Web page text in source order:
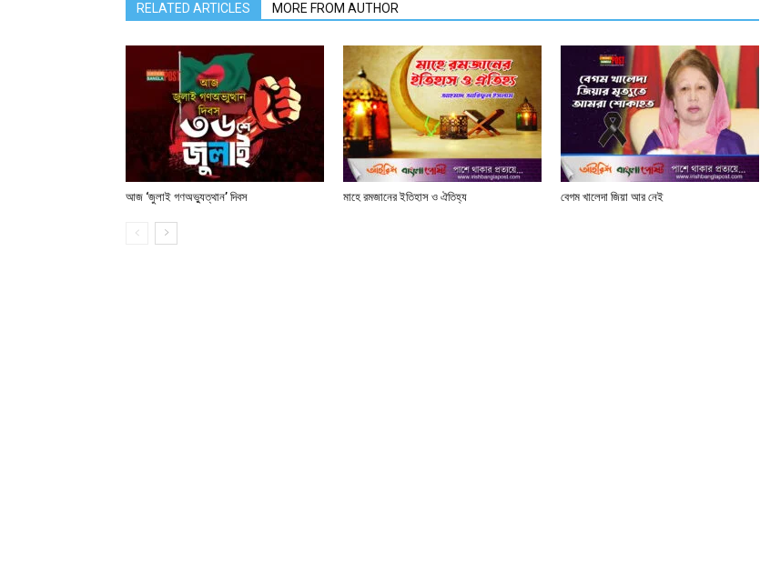
RELATED ARTICLES MORE FROM AUTHOR
আজ ‘জুলাই গণঅভ্যুত্থান’ দিবস মাহে রমজানের ইতিহাস ও ঐতিহ্য বেগম খালেদা জিয়া আর নেই